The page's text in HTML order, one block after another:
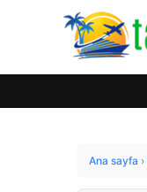
Ana sayfa ›